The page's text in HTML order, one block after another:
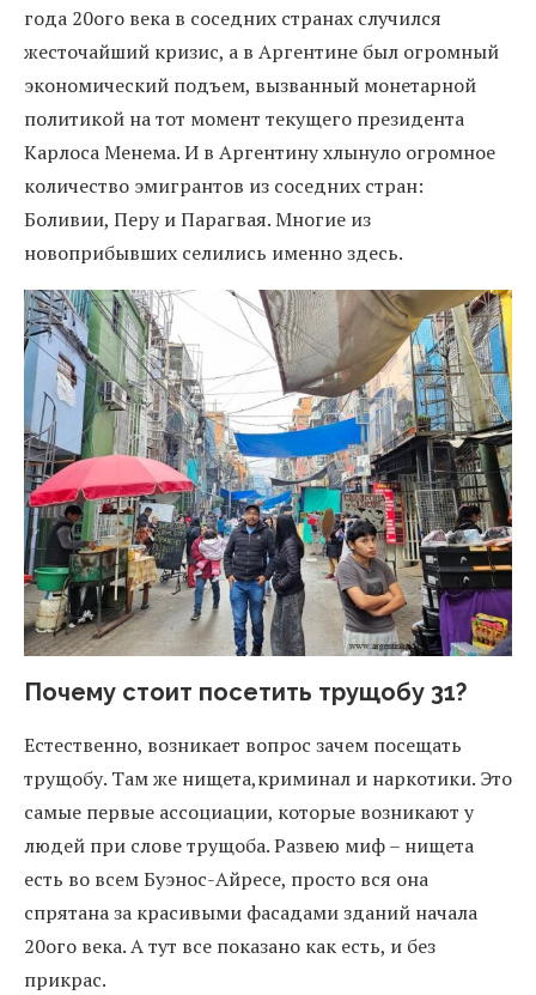
года 20ого века в соседних странах случился
жесточайший кризис, а в Аргентине был огромный
экономический подъем, вызванный монетарной
политикой на тот момент текущего президента
Карлоса Менема. И в Аргентину хлынуло огромное
количество эмигрантов из соседних стран:
Боливии, Перу и Парагвая. Многие из
новоприбывших селились именно здесь.
Почему стоит посетить трущобу 31?
Естественно, возникает вопрос зачем посещать
трущобу. Там же нищета,криминал и наркотики. Это
самые первые ассоциации, которые возникают у
людей при слове трущоба. Развею миф – нищета
есть во всем Буэнос-Айресе, просто вся она
спрятана за красивыми фасадами зданий начала
20ого века. А тут все показано как есть, и без
прикрас.